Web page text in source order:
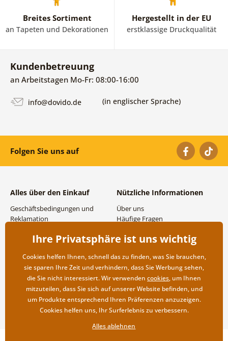
Breites Sortiment
an Tapeten und Dekorationen
Hergestellt in der EU
erstklassige Druckqualität
Kundenbetreuung
an Arbeitstagen Mo-Fr: 08:00-16:00
info@dovido.de (in englischer Sprache)
Folgen Sie uns auf
Alles über den Einkauf
Geschäftsbedingungen und
Reklamation
Versand- und
Rücksendung der Ware
Nützliche Informationen
Über uns
Häufige Fragen
Großhandel und
Ihre Privatsphäre ist uns wichtig
Cookies helfen Ihnen, schnell das zu finden, was Sie brauchen,
sie sparen Ihre Zeit und verhindern, dass Sie Werbung sehen,
die Sie nicht interessiert. Wir verwenden cookies, um Ihnen
mitzuteilen, dass Sie sich auf unserer Website befinden, und
um Produkte entsprechend Ihren Präferenzen anzuzeigen.
Cookies helfen uns, Ihr Surferlebnis zu verbessern.
Alles ablehnen